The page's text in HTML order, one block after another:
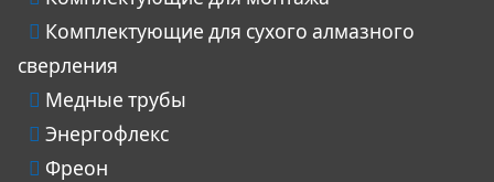
Комплектующие для сухого алмазного
сверления
Медные трубы
Энергофлекс
Фреон